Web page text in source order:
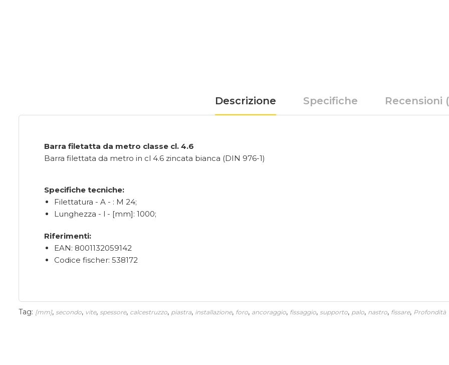
Descrizione Specifiche Recensioni
Barra filetatta da metro classe cl. 4.6
Barra filettata da metro in cl 4.6 zincata bianca (DIN 976-1)
Specifiche tecniche:
Filettatura - A - : M 24;
Lunghezza - l - [mm]: 1000;
Riferimenti:
EAN: 8001132059142
Codice fischer: 538172
Tag: [mm], secondo, vite, spessore, calcestruzzo, piastra, installazione, foro, ancoraggio, fissaggio, supporto, palo, nastro, fissare, Profondità